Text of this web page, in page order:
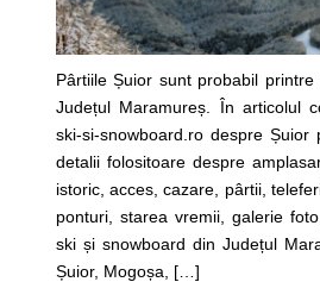
Pârtiile Șuior sunt probabil
Județul Maramureș. În articolul
ski-si-snowboard.ro despre Șuior
detalii folositoare despre
istoric, acces, cazare, pârtii,
ponturi, starea vremii, galerie
ski și snowboard din Județul
Șuior, Mogoșa, […]